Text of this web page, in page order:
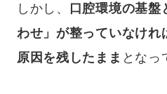
しかし、
口腔環境の基盤
わせ」が整っていなけれ
原因を残したまま となっ